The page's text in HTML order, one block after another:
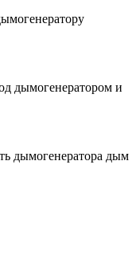
дымогенератором и
дымогенератора дым